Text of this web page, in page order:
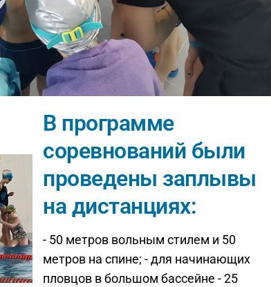
В программе
соревнований были
проведены заплывы
на дистанциях:
- 50 метров вольным стилем и 50
метров на спине; - для начинающих
пловцов в большом бассейне - 25